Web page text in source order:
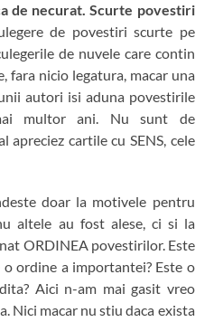
de necurat. Scurte povestiri
de povestiri scurte pe
de nuvele care contin
fara nicio legatura, macar una
autori isi aduna povestirile
multor ani. Nu sunt de
apreciez cartile cu SENS, cele
doar la motivele pentru
altele au fost alese, ci si la
ORDINEA povestirilor. Este
ordine a importantei? Este o
Aici n-am mai gasit vreo
Nici macar nu stiu daca exista